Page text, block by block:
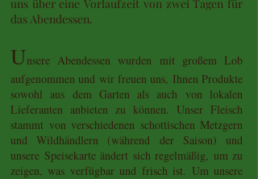
uns über eine Vorlaufzeit von zwei Tagen für
das Abendessen.
Unsere Abendessen wurden mit großem Lob
aufgenommen und wir freuen uns, Ihnen Produkte
sowohl aus dem Garten als auch von lokalen
Lieferanten anbieten zu können. Unser Fleisch
stammt von verschiedenen schottischen Metzgern
und Wildhändlern (während der Saison) und
unsere Speisekarte ändert sich regelmäßig, um zu
zeigen, was verfügbar und frisch ist. Um unsere